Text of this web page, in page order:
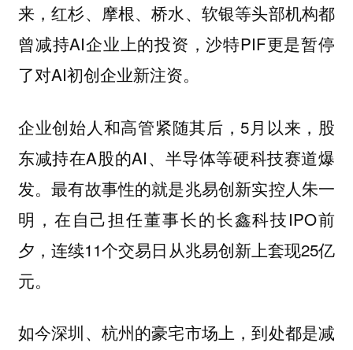
来，红杉、摩根、桥水、软银等头部机构都
曾减持AI企业上的投资，沙特PIF更是暂停
了对AI初创企业新注资。
企业创始人和高管紧随其后，5月以来，股
东减持在A股的AI、半导体等硬科技赛道爆
发。最有故事性的就是兆易创新实控人朱一
明，在自己担任董事长的长鑫科技IPO前
夕，连续11个交易日从兆易创新上套现25亿
元。
如今深圳、杭州的豪宅市场上，到处都是减